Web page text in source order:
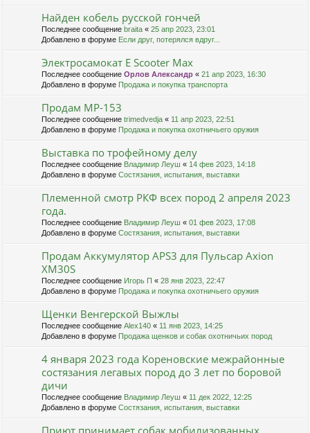
Найден кобель русской гончей
Последнее сообщение braita « 25 апр 2023, 23:01
Добавлено в форуме Если друг, потерялся вдруг...
Электросамокат E Scooter Max
Последнее сообщение Орлов Александр « 21 апр 2023, 16:30
Добавлено в форуме Продажа и покупка транспорта
Продам МР-153
Последнее сообщение trimedvedja « 11 апр 2023, 22:51
Добавлено в форуме Продажа и покупка охотничьего оружия
Выставка по трофейному делу
Последнее сообщение Владимир Леуш « 14 фев 2023, 14:18
Добавлено в форуме Состязания, испытания, выставки
Племенной смотр РКФ всех пород 2 апреля 2023
года.
Последнее сообщение Владимир Леуш « 01 фев 2023, 17:08
Добавлено в форуме Состязания, испытания, выставки
Продам Аккумулятор APS3 для Пульсар Axion
XM30S
Последнее сообщение Игорь П « 28 янв 2023, 22:47
Добавлено в форуме Продажа и покупка охотничьего оружия
Щенки Венгерской Выжлы
Последнее сообщение Alex140 « 11 янв 2023, 14:25
Добавлено в форуме Продажа щенков и собак охотничьих пород
4 января 2023 года Кореновские межрайонные
состязания легавых пород до 3 лет по боровой
дичи
Последнее сообщение Владимир Леуш « 11 дек 2022, 12:25
Добавлено в форуме Состязания, испытания, выставки